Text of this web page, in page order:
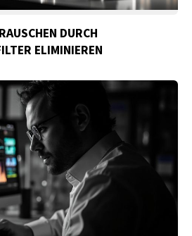
DURCH
ELIMINIEREN